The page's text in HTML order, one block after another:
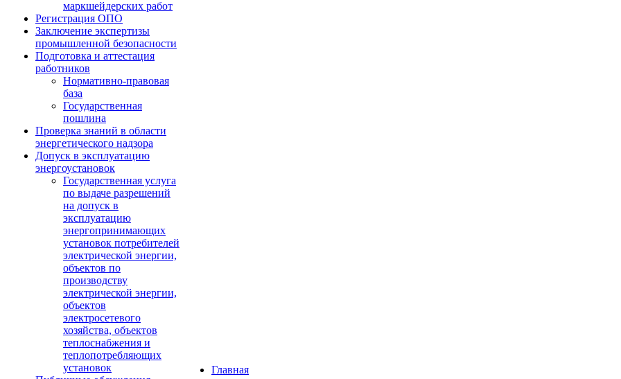
маркшейдерских работ
Регистрация ОПО
Заключение экспертизы
промышленной безопасности
Подготовка и аттестация
работников
Нормативно-правовая
база
Государственная
пошлина
Проверка знаний в области
энергетического надзора
Допуск в эксплуатацию
энергоустановок
Государственная услуга
по выдаче разрешений
на допуск в
эксплуатацию
энергопринимающих
установок потребителей
электрической энергии,
объектов по
производству
электрической энергии,
объектов
электросетевого
хозяйства, объектов
теплоснабжения и
теплопотребляющих
установок
Главная